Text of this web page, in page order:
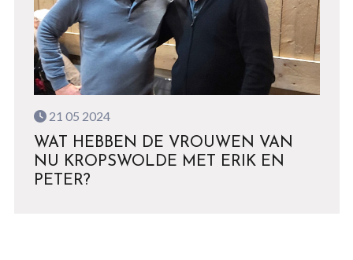
21 05 2024
WAT HEBBEN DE VROUWEN VAN
NU KROPSWOLDE MET ERIK EN
PETER?